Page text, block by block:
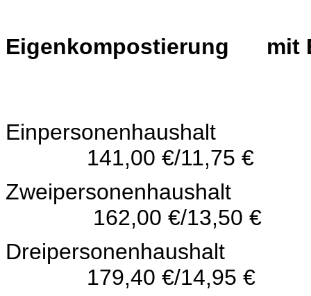
Eigenkompostierung mit
141,00 €/11,75 €
162,00 €/13,50 €
179,40 €/14,95 €